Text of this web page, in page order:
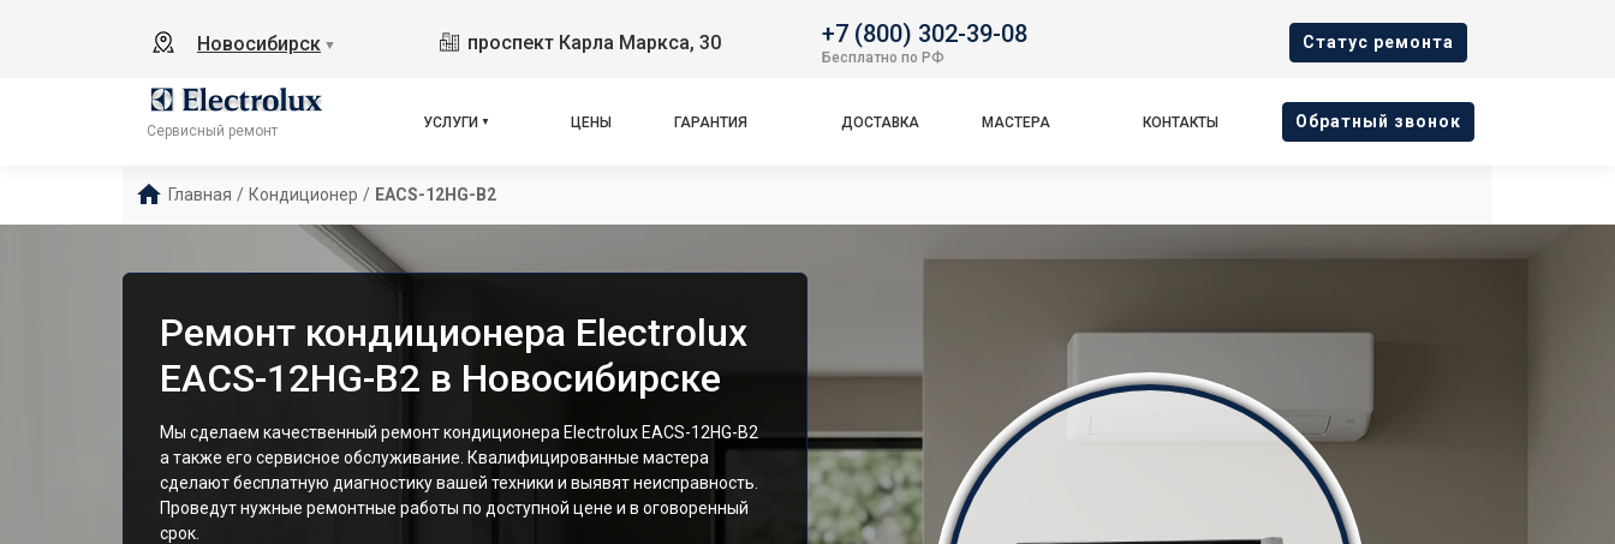
Новосибирск ▼ проспект Карла Маркса, 30 +7 (800) 302-39-08
Бесплатно по РФ
Cтатус ремонта
Сервисный ремонт
УСЛУГИ ЦЕНЫ ГАРАНТИЯ ДОСТАВКА МАСТЕРА КОНТАКТЫ Oбратный звонок
Главная / Кондиционер / EACS-12HG-B2
Ремонт кондиционера Electrolux
EACS-12HG-B2 в Новосибирске
Мы сделаем качественный ремонт кондиционера Electrolux EACS-12HG-B2
а также его сервисное обслуживание. Квалифицированные мастера
сделают бесплатную диагностику вашей техники и выявят неисправность.
Проведут нужные ремонтные работы по доступной цене и в оговоренный
срок.